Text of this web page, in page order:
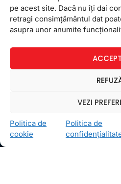
pe acest site. Dacă nu îți dai
retragi consimțământul dat
asupra unor anumite
VEZI
Politica de
cookie
Politica de
Ceea ce ne ghidează pe toţi
este motto-ulÎnvaţă zâmbind
FollowMe Vitan
Informații Utile